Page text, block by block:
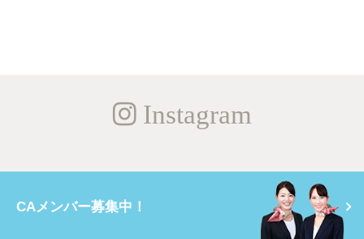
Instagram
CAメンバー募集中！